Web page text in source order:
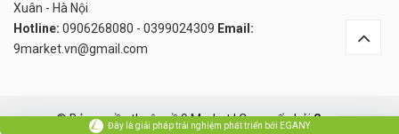
Xuân - Hà Nội
Hotline: 0906268080 - 0399024309 Email:
9market.vn@gmail.com
© Bản quyền thuộc về 9 Market|Cung cấp bởiSapo
Cleansing Water
370.000₫
Đây là giải pháp trải nghiệm phát triển bởi EGANY
Đây là giải pháp trải nghiệm phát triển bởi EGANY